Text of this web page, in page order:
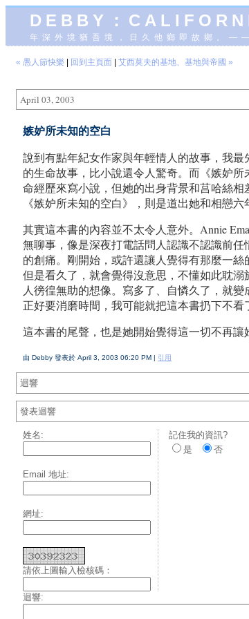
DEBBY：
年深外境猶吾境，日久他鄉即故鄉。
« 愚人節快樂 回到主頁面 艾西莫夫的基地、基地與帝國 »
April 03, 2003
嫉妒所未知的空白
說到有點年紀女作家與年輕情人的故事，我
的生命故事，比小說還令人驚奇。而《嫉妒所
命經歷來寫小說，但她的出身背景和莒哈絲
《嫉妒所未知的空白》，則是道出她和相戀六
其實這本書的內容並不太令人意外。Annie
無聊事，像是深夜打電話問人認識不認識前
的創痛。剛開始，或許還讓人覺得有那麼一
但是看久了，就會覺得沒意思，不懂如此耽
人徬徨無助的想像。寫多了、自憐久了，就
正好要消磨時間，我可能就把這本書扔下不看
這本書的尾聲，也是她開始覺得這一切不再
由 Debby 發表於 April 3, 2003 06:20 PM | 引用
迴響
發表迴響
姓名:
Email 地址:
網址:
請依上圖輸入檢核碼：
記住我的資訊?
是
否
迴響: